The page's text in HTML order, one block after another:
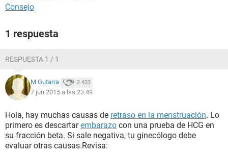
Consejo
1 respuesta
RESPUESTA 1 / 1
M Gutarra 2.433
7 jun 2015 a las 23:49
Hola, hay muchas causas de retraso en la menstruación. Lo
primero es descartarembarazo con una prueba de HCG en
su fracción beta. Si sale negativa, tu ginecólogo debe
evaluar otras causas.Revisa: